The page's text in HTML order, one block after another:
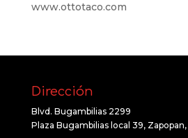
www.ottotaco.com
Dirección
Blvd. Bugambilias 2299
Plaza Bugambilias local 39, Zapopan,